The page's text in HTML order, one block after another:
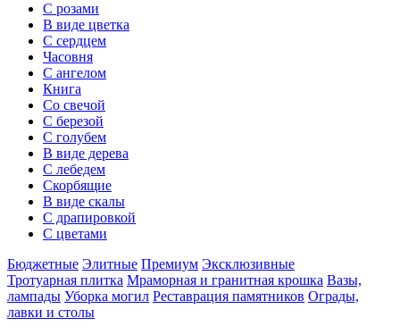
С розами
В виде цветка
С сердцем
Часовня
С ангелом
Книга
Со свечой
С березой
С голубем
В виде дерева
С лебедем
Скорбящие
В виде скалы
С драпировкой
С цветами
Бюджетные Элитные Премиум Эксклюзивные
Тротуарная плитка Мраморная и гранитная крошка Вазы,
лампады Уборка могил Реставрация памятников Ограды,
лавки и столы